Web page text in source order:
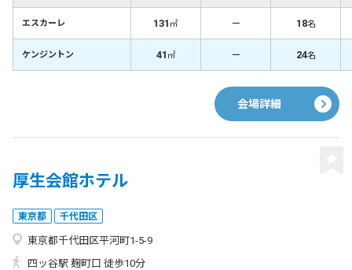
エスカーレ 131 ㎡ － 18名
ケンジントン 41 ㎡ － 24名
会場詳細
厚生会館ホテル
東京都 千代田区
東京都千代田区平河町1-5-9
四ッ谷駅 麹町口 徒歩10分